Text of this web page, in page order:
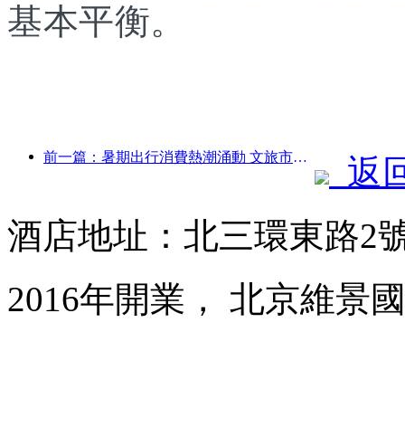
基本平衡。
前一篇：暑期出行消費熱潮涌動 文旅市場創新升級
返
酒店地址：北三環東路2
2016年開業， 北京維